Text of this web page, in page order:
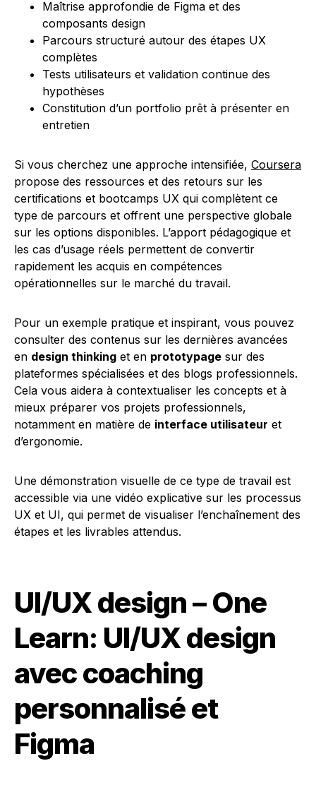
Maîtrise approfondie de Figma et des
composants design
Parcours structuré autour des étapes UX
complètes
Tests utilisateurs et validation continue des
hypothèses
Constitution d’un portfolio prêt à présenter en
entretien
Si vous cherchez une approche intensifiée, Coursera
propose des ressources et des retours sur les
certifications et bootcamps UX qui complètent ce
type de parcours et offrent une perspective globale
sur les options disponibles. L’apport pédagogique et
les cas d’usage réels permettent de convertir
rapidement les acquis en compétences
opérationnelles sur le marché du travail.
Pour un exemple pratique et inspirant, vous pouvez
consulter des contenus sur les dernières avancées
en design thinking et en prototypage sur des
plateformes spécialisées et des blogs professionnels.
Cela vous aidera à contextualiser les concepts et à
mieux préparer vos projets professionnels,
notamment en matière de interface utilisateur et
d’ergonomie.
Une démonstration visuelle de ce type de travail est
accessible via une vidéo explicative sur les processus
UX et UI, qui permet de visualiser l’enchaînement des
étapes et les livrables attendus.
UI/UX design – One
Learn: UI/UX design
avec coaching
personnalisé et
Figma